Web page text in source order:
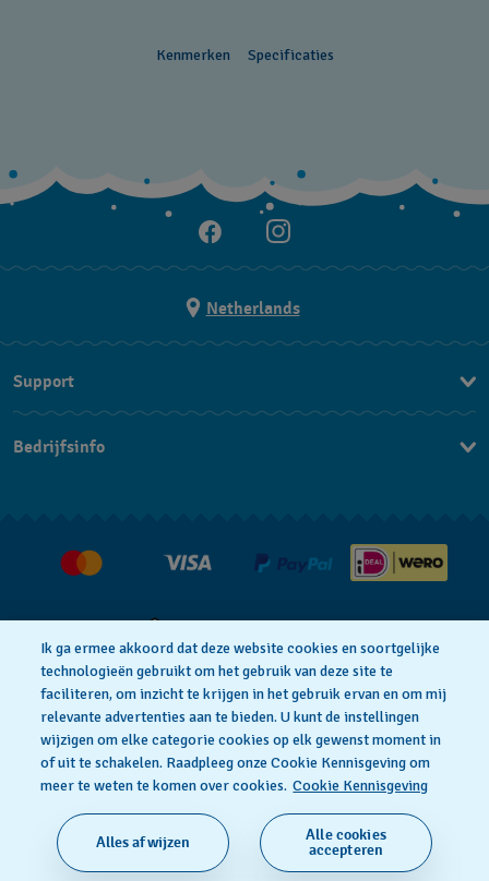
Kenmerken Specificaties
Netherlands
Support
FAQ
Verkoopvoorwaarden
Annulering van de overeenkomst
Bedrijfsinfo
Privacy Verklaring Cookies
Gebruiksvoorwaarden
SWISS MADE
Ik ga ermee akkoord dat deze website cookies en soortgelijke
technologieën gebruikt om het gebruik van deze site te
faciliteren, om inzicht te krijgen in het gebruik ervan en om mij
relevante advertenties aan te bieden. U kunt de instellingen
wijzigen om elke categorie cookies op elk gewenst moment in
of uit te schakelen. Raadpleeg onze Cookie Kennisgeving om
meer te weten te komen over cookies. Cookie Kennisgeving
Alles afwijzen
Alle cookies
accepteren